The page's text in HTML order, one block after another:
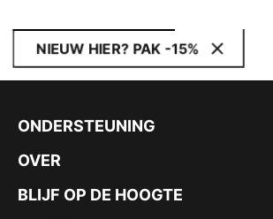
NIEUW HIER? PAK -15%
ONDERSTEUNING
OVER
BLIJF OP DE HOOGTE